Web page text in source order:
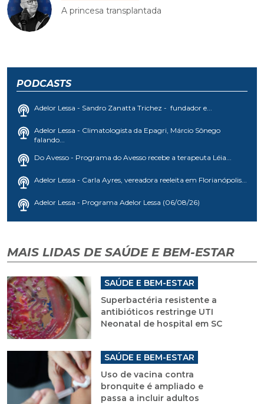
A princesa transplantada
PODCASTS
Adelor Lessa - Sandro Zanatta Trichez - fundador e...
Adelor Lessa - Climatologista da Epagri, Márcio Sônego
falando...
Do Avesso - Programa do Avesso recebe a terapeuta Léia...
Adelor Lessa - Carla Ayres, vereadora reeleita em Florianópolis...
Adelor Lessa - Programa Adelor Lessa (06/08/26)
MAIS LIDAS DE SAÚDE E BEM-ESTAR
SAÚDE E BEM-ESTAR
Superbactéria resistente a
antibióticos restringe UTI
Neonatal de hospital em SC
SAÚDE E BEM-ESTAR
Uso de vacina contra
bronquite é ampliado e
passa a incluir adultos